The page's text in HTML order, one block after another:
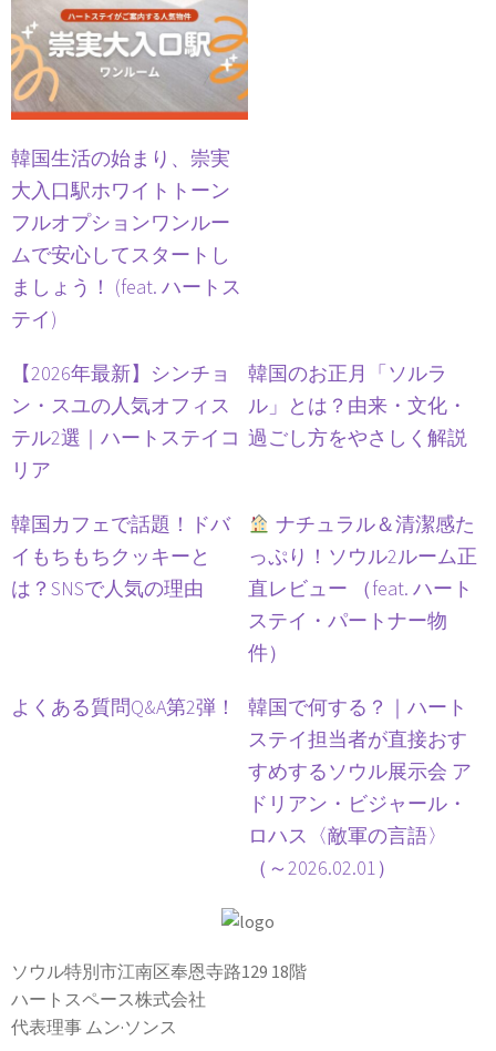
韓国生活の始まり、崇実
大入口駅ホワイトトーン
フルオプションワンルー
ムで安心してスタートし
ましょう！ (feat. ハートス
テイ)
【2026年最新】シンチョ
ン・スユの人気オフィス
テル2選｜ハートステイコ
リア
韓国のお正月「ソルラ
ル」とは？由来・文化・
過ごし方をやさしく解説
韓国カフェで話題！ドバ
イもちもちクッキーと
は？SNSで人気の理由
ナチュラル＆清潔感た
っぷり！ソウル2ルーム正
直レビュー （feat. ハート
ステイ・パートナー物
件）
よくある質問Q&A第2弾！
韓国で何する？｜ハート
ステイ担当者が直接おす
すめするソウル展示会 ア
ドリアン・ビジャール・
ロハス〈敵軍の言語〉
（～2026.02.01）
ソウル特別市江南区奉恩寺路129 18階
ハートスペース株式会社
代表理事 ムン·ソンス